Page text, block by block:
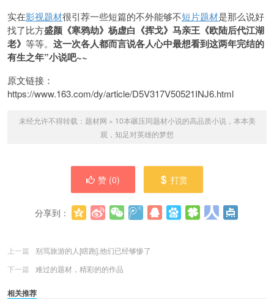
实在影视题材很引荐一些短篇的不外能够不短片题材是那么说好
找了比方盛颜《寒鸦劫》杨虚白《挥戈》马亲王《欧陆后代江湖
老》 等等。 这一次各人都而言说各人心中最想看到这两年完结的
有生之年”小说吧~~
原文链接：
https://www.163.com/dy/article/D5V317V50521INJ6.html
未经允许不得转载： 题材网 » 10本碾压同题材小说的高品质小说，本本美
观，知足对英雄的梦想
赞 (0) 打赏
分享到：
上一篇
别骂旅游的人[瞎跑],他们已经够惨了
下一篇
难过的题材，精彩的的作品
相关推荐